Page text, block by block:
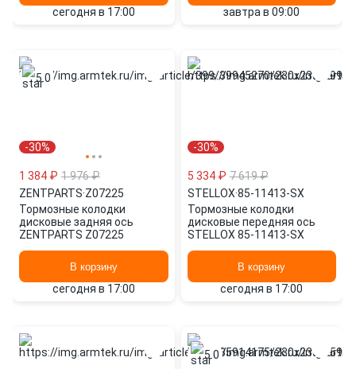
сегодня в 17:00 завтра в 09:00
5.0
-30%
1 384 ₽ 1 976 ₽
ZENTPARTS·Z07225
Тормозные колодки
дисковые задняя ось
ZENTPARTS Z07225
В корзину
сегодня в 17:00
-30%
5 334 ₽ 7 619 ₽
STELLOX·85-11413-SX
Тормозные колодки
дисковые передняя ось
STELLOX 85-11413-SX
В корзину
сегодня в 17:00
5.0